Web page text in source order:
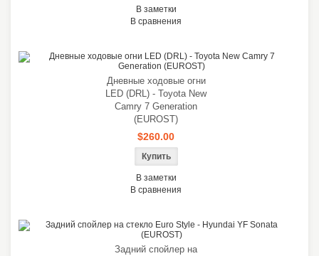
В заметки
В сравнения
Дневные ходовые огни
LED (DRL) - Toyota New
Camry 7 Generation
(EUROST)
$260.00
В заметки
В сравнения
Задний спойлер на